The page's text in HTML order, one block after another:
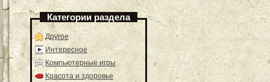
Категории раздела
Другое
Интересное
Компьютерные игры
Красота и здоровье